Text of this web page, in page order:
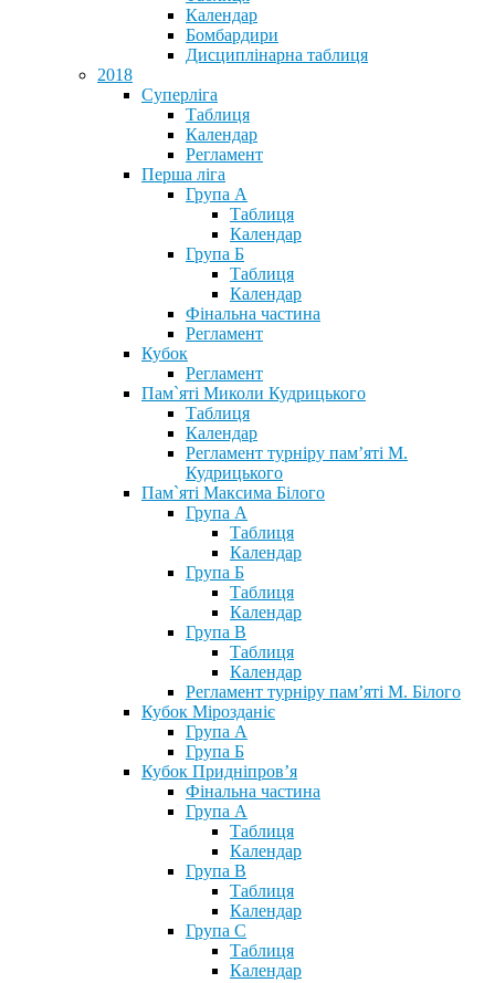
Календар
Бомбардири
Дисциплінарна таблиця
2018
Суперліга
Таблиця
Календар
Регламент
Перша ліга
Група А
Таблиця
Календар
Група Б
Таблиця
Календар
Фінальна частина
Регламент
Кубок
Регламент
Пам`яті Миколи Кудрицького
Таблиця
Календар
Регламент турніру пам’яті М.
Кудрицького
Пам`яті Максима Білого
Група А
Таблиця
Календар
Група Б
Таблиця
Календар
Група В
Таблиця
Календар
Регламент турніру пам’яті М. Білого
Кубок Мірозданіє
Група А
Група Б
Кубок Придніпров’я
Фінальна частина
Група А
Таблиця
Календар
Група В
Таблиця
Календар
Група С
Таблиця
Календар